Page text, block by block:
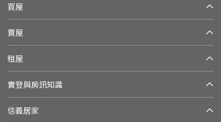
買屋
賣屋
租屋
實登與房訊知識
信義居家